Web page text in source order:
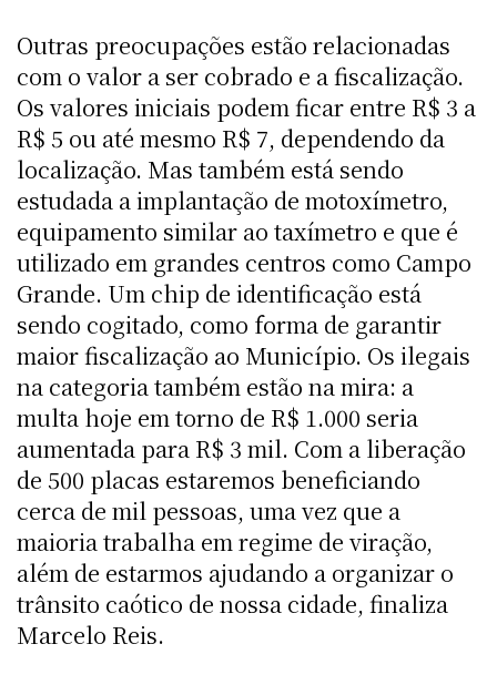
Outras preocupações estão relacionadas
com o valor a ser cobrado e a fiscalização.
Os valores iniciais podem ficar entre R$ 3 a
R$ 5 ou até mesmo R$ 7, dependendo da
localização. Mas também está sendo
estudada a implantação de motoxímetro,
equipamento similar ao taxímetro e que é
utilizado em grandes centros como Campo
Grande. Um chip de identificação está
sendo cogitado, como forma de garantir
maior fiscalização ao Município. Os ilegais
na categoria também estão na mira: a
multa hoje em torno de R$ 1.000 seria
aumentada para R$ 3 mil. Com a liberação
de 500 placas estaremos beneficiando
cerca de mil pessoas, uma vez que a
maioria trabalha em regime de viração,
além de estarmos ajudando a organizar o
trânsito caótico de nossa cidade, finaliza
Marcelo Reis.